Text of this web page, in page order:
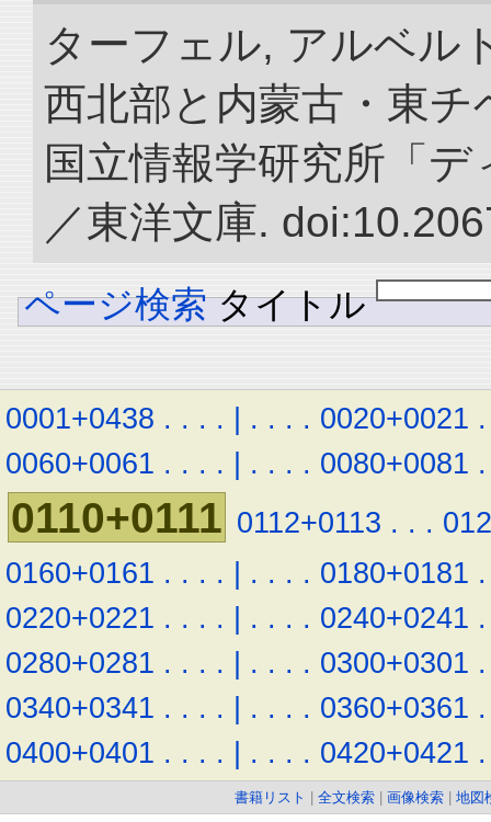
ターフェル, アルベル
西北部と内蒙古・東チ
国立情報学研究所「
／東洋文庫.
ページ検索 タイトル
0001+0438 . . . . | . . . . 0020+0021 .
0060+0061 . . . . | . . . . 0080+0081 .
0110+0111 0112+0113 . . .
0160+0161 . . . . | . . . . 0180+0181 .
0220+0221 . . . . | . . . . 0240+0241 .
0280+0281 . . . . | . . . . 0300+0301 .
0340+0341 . . . . | . . . . 0360+0361 .
0400+0401 . . . . | . . . . 0420+0421 .
書籍リスト 全文検索 画像検索 地図